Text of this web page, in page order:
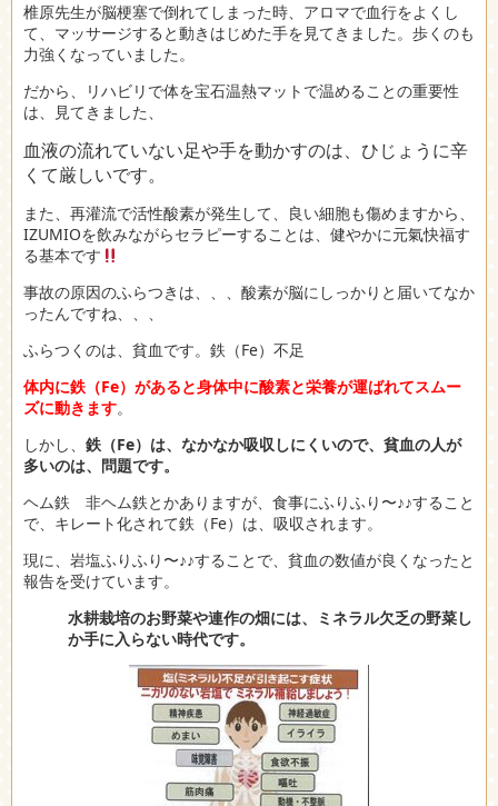
椎原先生が脳梗塞で倒れてしまった時、アロマで血行をよくし
て、マッサージすると動きはじめた手を見てきました。歩くのも
力強くなっていました。
だから、リハビリで体を宝石温熱マットで温めることの重要性
は、見てきました、
血液の流れていない足や手を動かすのは、ひじょうに辛
くて厳しいです。
また、再灌流で活性酸素が発生して、良い細胞も傷めますから、
IZUMIOを飲みながらセラピーすることは、健やかに元氣快福す
る基本です
事故の原因のふらつきは、、、酸素が脳にしっかりと届いてなか
ったんですね、、、
ふらつくのは、貧血です。鉄（Fe）不足
体内に鉄（Fe）があると身体中に酸素と栄養が運ばれてスムー
ズに動きます。
しかし、 鉄（Fe）は、なかなか吸収しにくいので、貧血の人が
多いのは、問題です。
ヘム鉄 非ヘム鉄とかありますが、食事にふりふり〜♪♪すること
で、キレート化されて鉄（Fe）は、吸収されます。
現に、岩塩ふりふり〜♪♪することで、貧血の数値が良くなったと
報告を受けています。
水耕栽培のお野菜や連作の畑には、ミネラル欠乏の野菜し
か手に入らない時代です。